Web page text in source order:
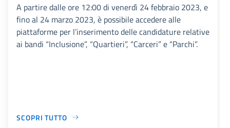
A partire dalle ore 12:00 di venerdì 24 febbraio 2023, e
fino al 24 marzo 2023, è possibile accedere alle
piattaforme per l’inserimento delle candidature relative
ai bandi “Inclusione”, “Quartieri”, “Carceri” e “Parchi”.
SCOPRI TUTTO